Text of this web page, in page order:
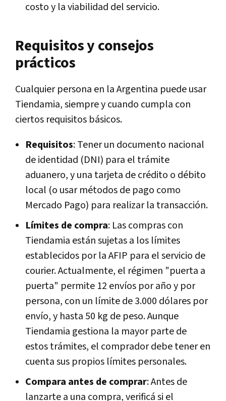
costo y la viabilidad del servicio.
Requisitos y consejos
prácticos
Cualquier persona en la Argentina puede usar
Tiendamia, siempre y cuando cumpla con
ciertos requisitos básicos.
Requisitos: Tener un documento nacional
de identidad (DNI) para el trámite
aduanero, y una tarjeta de crédito o débito
local (o usar métodos de pago como
Mercado Pago) para realizar la transacción.
Límites de compra: Las compras con
Tiendamia están sujetas a los límites
establecidos por la AFIP para el servicio de
courier. Actualmente, el régimen "puerta a
puerta" permite 12 envíos por año y por
persona, con un límite de 3.000 dólares por
envío, y hasta 50 kg de peso. Aunque
Tiendamia gestiona la mayor parte de
estos trámites, el comprador debe tener en
cuenta sus propios límites personales.
Compara antes de comprar: Antes de
lanzarte a una compra, verificá si el